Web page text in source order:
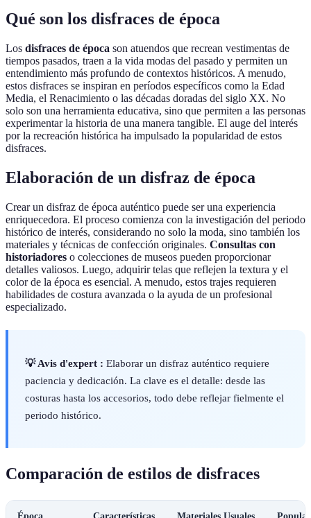
Qué son los disfraces de época
Los disfraces de época son atuendos que recrean vestimentas de
tiempos pasados, traen a la vida modas del pasado y permiten un
entendimiento más profundo de contextos históricos. A menudo,
estos disfraces se inspiran en períodos específicos como la Edad
Media, el Renacimiento o las décadas doradas del siglo XX. No
solo son una herramienta educativa, sino que permiten a las personas
experimentar la historia de una manera tangible. El auge del interés
por la recreación histórica ha impulsado la popularidad de estos
disfraces.
Elaboración de un disfraz de época
Crear un disfraz de época auténtico puede ser una experiencia
enriquecedora. El proceso comienza con la investigación del periodo
histórico de interés, considerando no solo la moda, sino también los
materiales y técnicas de confección originales. Consultas con
historiadores o colecciones de museos pueden proporcionar
detalles valiosos. Luego, adquirir telas que reflejen la textura y el
color de la época es esencial. A menudo, estos trajes requieren
habilidades de costura avanzada o la ayuda de un profesional
especializado.
💡 Avis d'expert : Elaborar un disfraz auténtico requiere
paciencia y dedicación. La clave es el detalle: desde las
costuras hasta los accesorios, todo debe reflejar fielmente el
periodo histórico.
Comparación de estilos de disfraces